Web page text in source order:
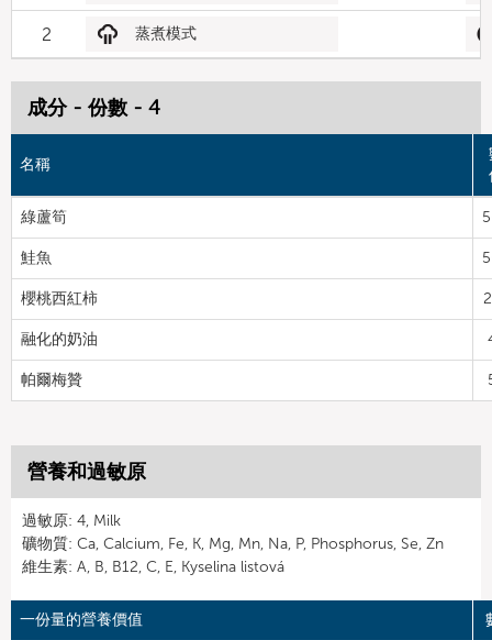
2 蒸煮模式
成分 - 份數 - 4
名稱
綠蘆筍
鮭魚
櫻桃西紅柿
融化的奶油
帕爾梅贊
營養和過敏原
過敏原: 4, Milk
礦物質: Ca, Calcium, Fe, K, Mg, Mn, Na, P, Phosphorus, Se, Zn
維生素: A, B, B12, C, E, Kyselina listová
一份量的營養價值